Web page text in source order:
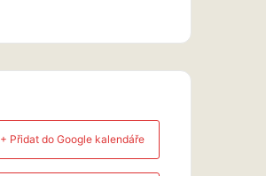
+ Přidat do Google kalendáře